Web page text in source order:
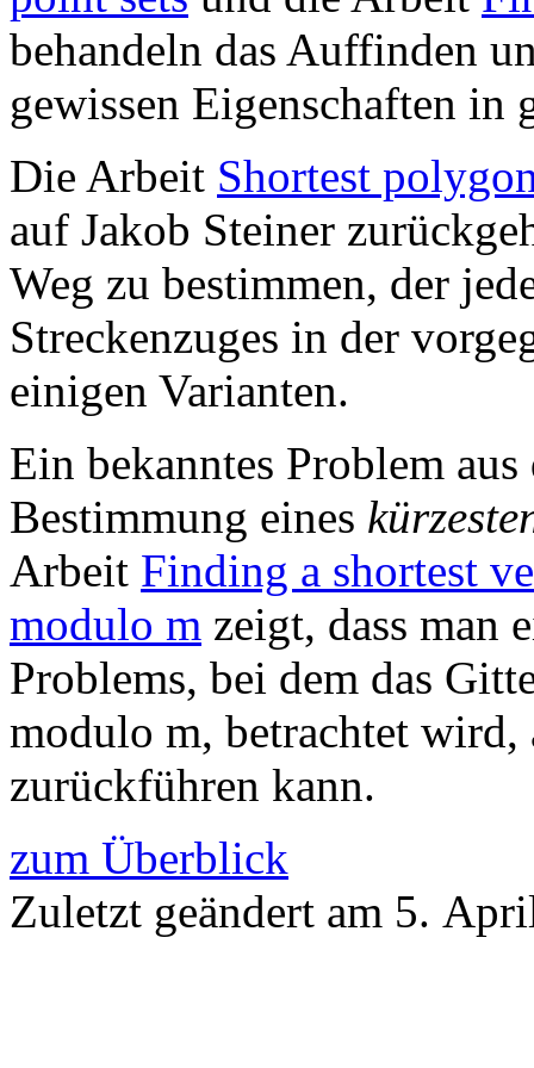
behandeln das Auffinden
gewissen Eigenschaften in
Die Arbeit Shortest
auf Jakob Steiner
Weg zu bestimmen, der
Streckenzuges in der
einigen Varianten.
Ein bekanntes Problem
Bestimmung eines
Arbeit Finding a shortest
modulo m zeigt, dass man
Problems, bei dem das
modulo m, betrachtet wird,
zurückführen kann.
zum Überblick
Zuletzt geändert am 5.